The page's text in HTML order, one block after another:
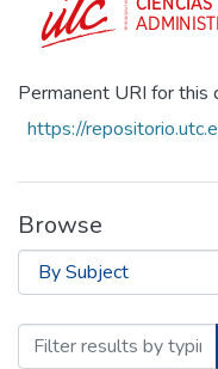
Permanent URI for this
https://
Browse
Browsing